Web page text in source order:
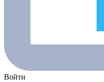
Войти